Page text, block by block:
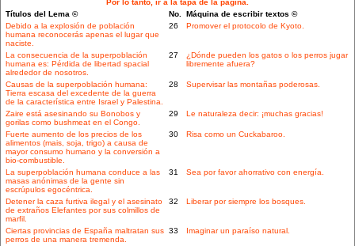
Por lo tanto, ir a la tapa de la página.
Títulos del Lema ©
No. Máquina de escribir textos ©
Debido a la explosión de población
humana reconocerás apenas el lugar que
naciste.
26 Promover el protocolo de Kyoto.
La consecuencia de la superpoblación
humana es: Pérdida de libertad spacial
alrededor de nosotros.
27
¿Dónde pueden los gatos o los perros jugar
libremente afuera?
Causas de la superpoblación humana:
Tierra escasa del excedente de la guerra
de la característica entre Israel y Palestina.
28 Supervisar las montañas poderosas.
Zaire está asesinando su Bonobos y
gorilas como bushmeat en el Congo.
29 Le naturaleza decir: ¡muchas gracias!
Fuerte aumento de los precios de los
alimentos (mais, soja, trigo) a causa de
mayor consumo humano y la conversión a
bio-combustible.
30 Risa como un Cuckabaroo.
La superpoblación humana conduce a las
masas anónimas de la gente sin
escrúpulos egocéntrica.
31 Sea por favor ahorrativo con energía.
Detener la caza furtiva ilegal y el asesinato
de extraños Elefantes por sus colmillos de
marfil.
32 Liberar por siempre los bosques.
Ciertas provincias de España maltratan sus
perros de una manera tremenda.
33 Imaginar un paraíso natural.